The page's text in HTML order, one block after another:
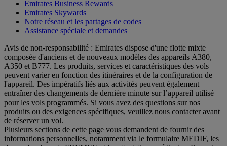
Emirates Business Rewards
Emirates Skywards
Notre réseau et les partages de codes
Assistance spéciale et demandes
Avis de non-responsabilité : Emirates dispose d'une flotte mixte
composée d'anciens et de nouveaux modèles des appareils A380,
A350 et B777. Les produits, services et caractéristiques des vols
peuvent varier en fonction des itinéraires et de la configuration de
l'appareil. Des impératifs liés aux activités peuvent également
entraîner des changements de dernière minute sur l’appareil utilisé
pour les vols programmés. Si vous avez des questions sur nos
produits ou des exigences spécifiques, veuillez nous contacter avant
de réserver un vol.
Plusieurs sections de cette page vous demandent de fournir des
informations personnelles, notamment via le formulaire MEDIF, les